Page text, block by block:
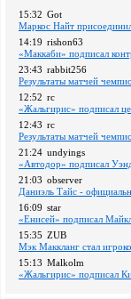
15:32 Got
Маркос Найт
14:19 rishon63
«Маккаби» подписал
23:43 rabbit256
Pезультаты матчей
12:52 rc
«Жальгирис» подписал
12:43 rc
Pезультаты матчей
21:24 undyings
«Автодор» подписал
21:03 observer
Даниэль Тайс -
16:09 star
«Енисей» подписал
15:35 ZUB
Мэк Маккланг стал
15:13 Malkolm
«Жальгирис» подписал